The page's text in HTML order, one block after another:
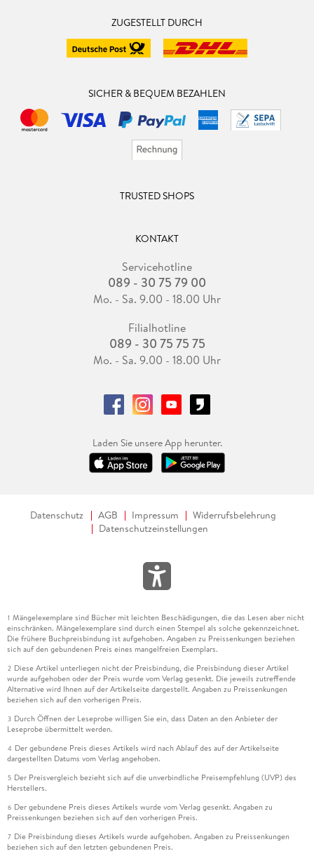
ZUGESTELLT DURCH
SICHER & BEQUEM BEZAHLEN
TRUSTED SHOPS
KONTAKT
Servicehotline
089 - 30 75 79 00
Mo. - Sa. 9.00 - 18.00 Uhr
Filialhotline
089 - 30 75 75 75
Mo. - Sa. 9.00 - 18.00 Uhr
Laden Sie unsere App herunter.
Datenschutz AGB Impressum
Widerrufsbelehrung
Datenschutzeinstellungen
1 Mängelexemplare sind Bücher mit leichten Beschädigungen, die das Lesen aber nicht
einschränken. Mängelexemplare sind durch einen Stempel als solche gekennzeichnet.
Die frühere Buchpreisbindung ist aufgehoben. Angaben zu Preissenkungen beziehen
sich auf den gebundenen Preis eines mangelfreien Exemplars.
2 Diese Artikel unterliegen nicht der Preisbindung, die Preisbindung dieser Artikel
wurde aufgehoben oder der Preis wurde vom Verlag gesenkt. Die jeweils zutreffende
Alternative wird Ihnen auf der Artikelseite dargestellt. Angaben zu Preissenkungen
beziehen sich auf den vorherigen Preis.
3 Durch Öffnen der Leseprobe willigen Sie ein, dass Daten an den Anbieter der
Leseprobe übermittelt werden.
4 Der gebundene Preis dieses Artikels wird nach Ablauf des auf der Artikelseite
dargestellten Datums vom Verlag angehoben.
5 Der Preisvergleich bezieht sich auf die unverbindliche Preisempfehlung (UVP) des
Herstellers.
6 Der gebundene Preis dieses Artikels wurde vom Verlag gesenkt. Angaben zu
Preissenkungen beziehen sich auf den vorherigen Preis.
7 Die Preisbindung dieses Artikels wurde aufgehoben. Angaben zu Preissenkungen
beziehen sich auf den letzten gebundenen Preis.